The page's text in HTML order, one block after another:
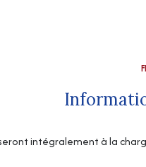
intégralement à la